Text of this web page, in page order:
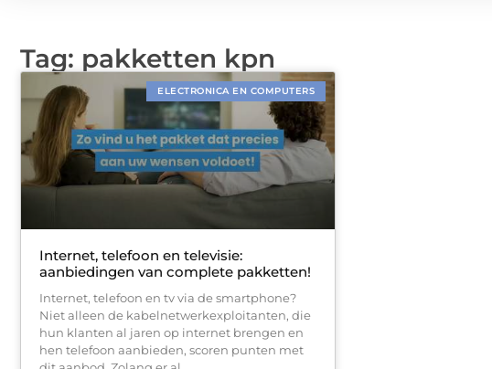
Tag: pakketten kpn
ELECTRONICA EN COMPUTERS
Internet, telefoon en televisie:
aanbiedingen van complete pakketten!
Internet, telefoon en tv via de smartphone?
Niet alleen de kabelnetwerkexploitanten, die
hun klanten al jaren op internet brengen en
hen telefoon aanbieden, scoren punten met